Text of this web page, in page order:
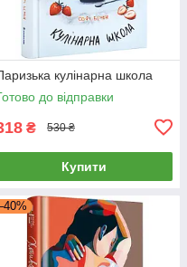
кулінарна школа
до відправки
₴ 530 ₴
Купити